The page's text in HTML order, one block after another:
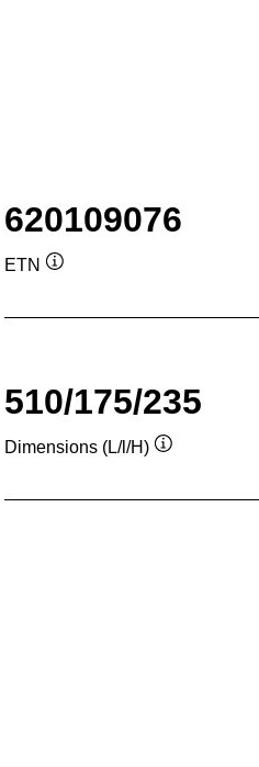
620109076
ETN
510/175/235
Dimensions (L/l/H)